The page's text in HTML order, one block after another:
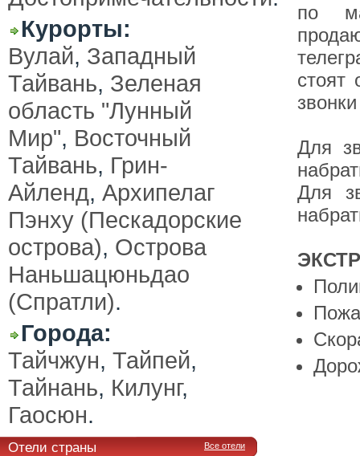
Курорты:
Вулай, Западный
Тайвань, Зеленая
область "Лунный
Мир", Восточный
Тайвань, Грин-
Айленд, Архипелаг
Пэнху (Пескадорские
острова), Острова
Наньшацюньдао
(Спратли).
Города:
Тайчжун, Тайпей,
Тайнань, Килунг,
Гаосюн.
Все отели
Отели страны
по
стоят
Для
Для